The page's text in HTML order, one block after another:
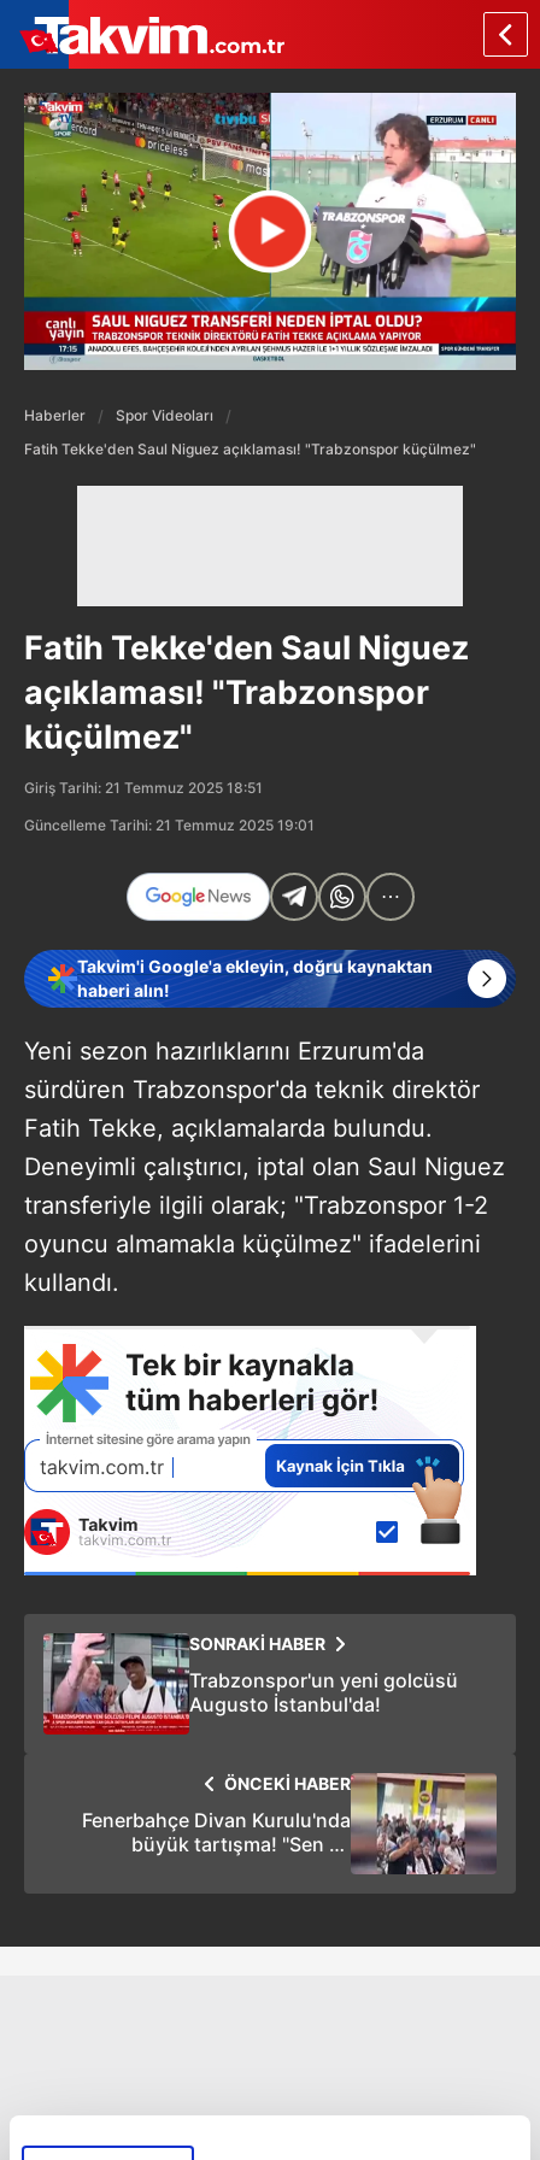
Haberler
Spor Videoları
Fatih Tekke'den Saul Niguez açıklaması! "Trabzonspor küçülmez"
Fatih Tekke'den Saul Niguez
açıklaması! "Trabzonspor
küçülmez"
Giriş Tarihi: 21 Temmuz 2025 18:51
Güncelleme Tarihi: 21 Temmuz 2025 19:01
Takvim'i Google'a ekleyin, doğru kaynaktan
haberi alın!
Yeni sezon hazırlıklarını Erzurum'da
sürdüren Trabzonspor'da teknik direktör
Fatih Tekke, açıklamalarda bulundu.
Deneyimli çalıştırıcı, iptal olan Saul Niguez
transferiyle ilgili olarak; "Trabzonspor 1-2
oyuncu almamakla küçülmez" ifadelerini
kullandı.
SONRAKİ HABER
Trabzonspor'un yeni golcüsü
Augusto İstanbul'da!
ÖNCEKİ HABER
Fenerbahçe Divan Kurulu'nda
büyük tartışma! "Sen mi